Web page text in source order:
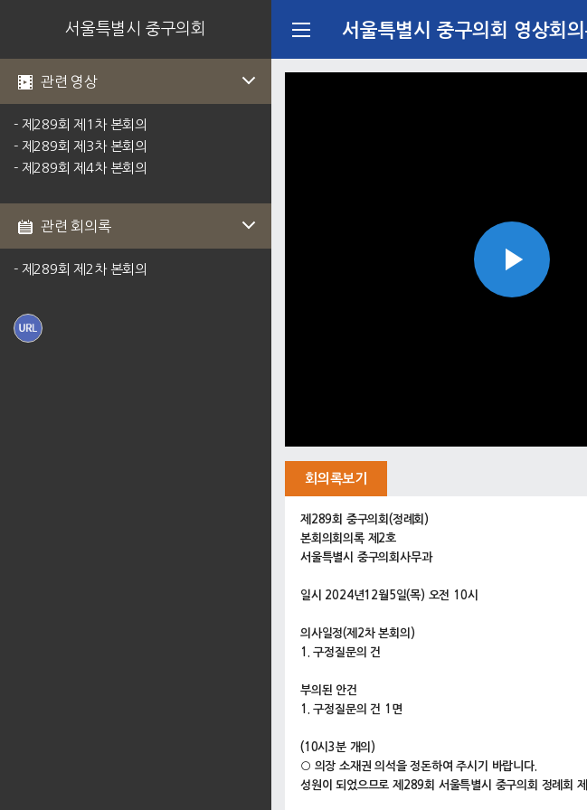
서울특별시 중구의회
관련 영상
- 제289회 제1차 본회의
- 제289회 제3차 본회의
- 제289회 제4차 본회의
관련 회의록
- 제289회 제2차 본회의
서울특별시 중구의회 영상회
Play
회의록보기
제289회 중구의회(정례회)
본회의회의록 제2호
서울특별시 중구의회사무과
일시 2024년12월5일(목) 오전 10시
의사일정(제2차 본회의)
1. 구정질문의 건
부의된 안건
1. 구정질문의 건 1면
(10시3분 개의)
○ 의장 소재권 의석을 정돈하여 주시기 바랍니다.
성원이 되었으므로 제289회 서울특별시 중구의회 정례회